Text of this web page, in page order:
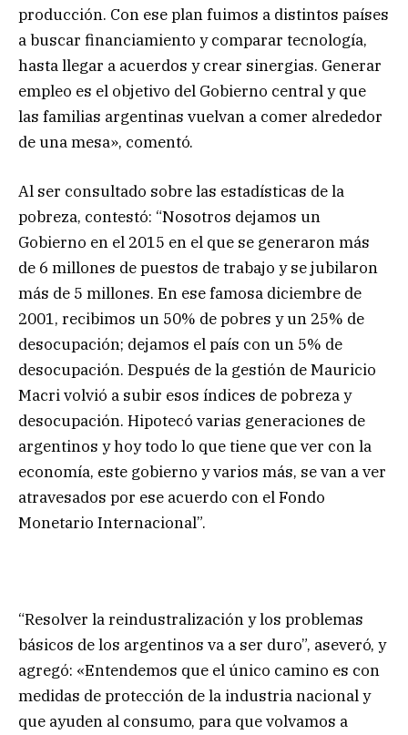
producción. Con ese plan fuimos a distintos países
a buscar financiamiento y comparar tecnología,
hasta llegar a acuerdos y crear sinergias. Generar
empleo es el objetivo del Gobierno central y que
las familias argentinas vuelvan a comer alrededor
de una mesa», comentó.
Al ser consultado sobre las estadísticas de la
pobreza, contestó: “Nosotros dejamos un
Gobierno en el 2015 en el que se generaron más
de 6 millones de puestos de trabajo y se jubilaron
más de 5 millones. En ese famosa diciembre de
2001, recibimos un 50% de pobres y un 25% de
desocupación; dejamos el país con un 5% de
desocupación. Después de la gestión de Mauricio
Macri volvió a subir esos índices de pobreza y
desocupación. Hipotecó varias generaciones de
argentinos y hoy todo lo que tiene que ver con la
economía, este gobierno y varios más, se van a ver
atravesados por ese acuerdo con el Fondo
Monetario Internacional”.
“Resolver la reindustralización y los problemas
básicos de los argentinos va a ser duro”, aseveró, y
agregó: «Entendemos que el único camino es con
medidas de protección de la industria nacional y
que ayuden al consumo, para que volvamos a